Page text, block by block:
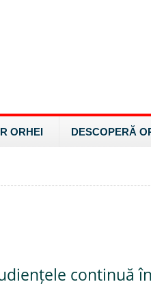
ORHEI DESCOPERĂ
continuă